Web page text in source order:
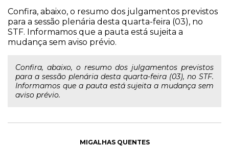
Confira, abaixo, o resumo dos julgamentos previstos
para a sessão plenária desta quarta-feira (03), no
STF. Informamos que a pauta está sujeita a
mudança sem aviso prévio.
Confira, abaixo, o resumo dos julgamentos previstos
para a sessão plenária desta quarta-feira (03), no STF.
Informamos que a pauta está sujeita a mudança sem
aviso prévio.
MIGALHAS QUENTES